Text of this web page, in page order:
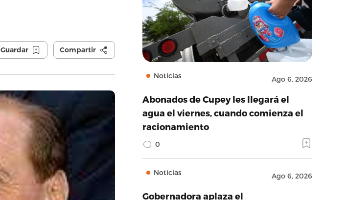
Guardar Compartir
Noticias Ago 6, 2026
Abonados de Cupey les llegará el
agua el viernes, cuando comienza el
racionamiento
0
Noticias Ago 6, 2026
Gobernadora aplaza el